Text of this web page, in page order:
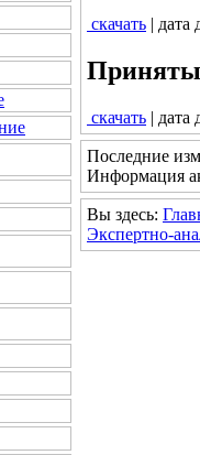
скачать | дата
скачать | дата
Последние
Информация
Вы здесь:
Экспертно-